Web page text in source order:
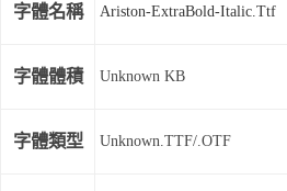
字體名稱 Ariston-ExtraBold-Italic.Ttf
字體體積 Unknown KB
字體類型 Unknown.TTF/.OTF